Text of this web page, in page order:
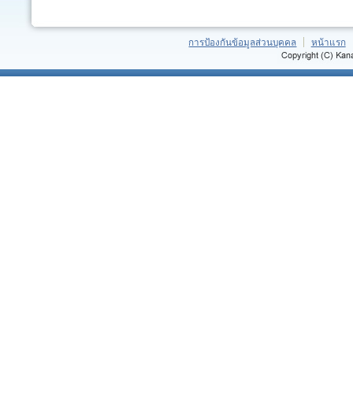
การป้องกันข้อมูลส่วนบุคคล หน้าแรก